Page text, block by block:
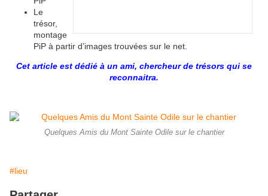
Le
trésor,
montage
PiP à partir d’images trouvées sur le net.
Cet article est dédié à un ami, chercheur de trésors qui se
reconnaitra.
Quelques Amis du Mont Sainte Odile sur le chantier
#lieu